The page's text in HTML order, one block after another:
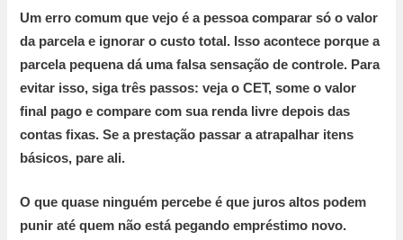
Um erro comum que vejo é a pessoa comparar só o valor
da parcela e ignorar o custo total. Isso acontece porque a
parcela pequena dá uma falsa sensação de controle. Para
evitar isso, siga três passos: veja oCET, some o valor
final pago e compare com sua renda livre depois das
contas fixas. Se a prestação passar a atrapalhar itens
básicos, pare ali.
O que quase ninguém percebe é que juros altos podem
punir até quem não está pegando empréstimo novo.